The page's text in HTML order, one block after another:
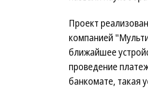
Проект
компанией
ближайшее
проведение
банкомате, такая